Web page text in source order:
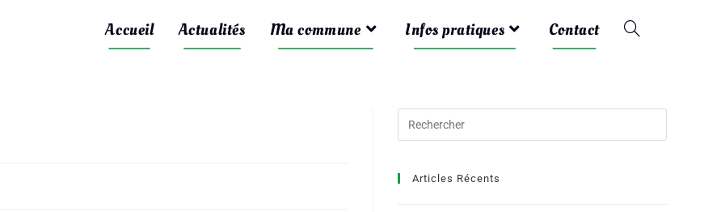
Accueil Actualités Ma commune Infos pratiques Contact
Articles Récents